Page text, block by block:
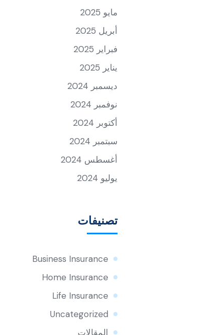
مايو 2025
أبريل 2025
فبراير 2025
يناير 2025
ديسمبر 2024
نوفمبر 2024
أكتوبر 2024
سبتمبر 2024
أغسطس 2024
يوليو 2024
تصنيفات
Business Insurance
Home Insurance
Life Insurance
Uncategorized
المقالات